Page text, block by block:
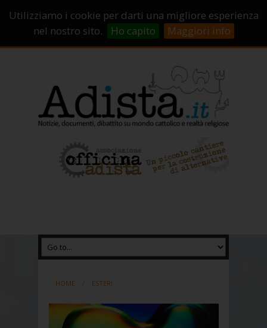
Utilizziamo i cookie per darti una migliore esperienza
nel nostro sito.
Ho capito Maggiori info
Campagne di crowdfunding
Chi Siamo
HOME ESTERI